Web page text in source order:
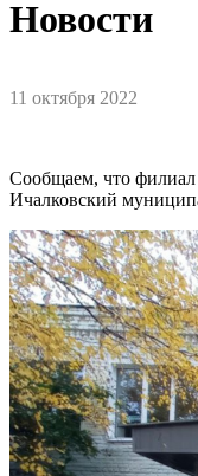
Новости
11 октября 2022
Сообщаем, что
Ичалковский